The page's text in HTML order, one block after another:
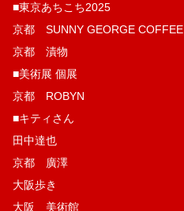
■東京あちこち2025
京都 SUNNY GEORGE COFFEE
京都 漬物
■美術展 個展
京都 ROBYN
■キティさん
田中達也
京都 廣澤
大阪歩き
大阪 美術館